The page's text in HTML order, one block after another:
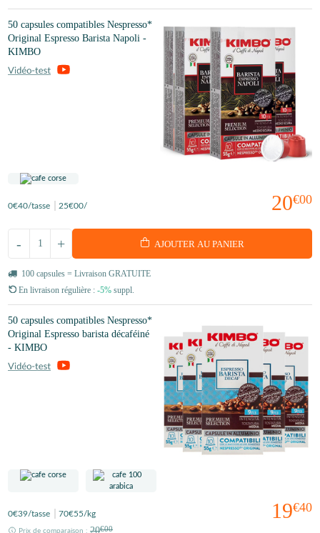
50 capsules compatibles Nespresso*
Original Espresso Barista Napoli -
KIMBO
20€00
0€40/tasse 25€00/
+
- AJOUTER AU PANIER
100 capsules = Livraison GRATUITE
En livraison régulière : -5% suppl.
50 capsules compatibles Nespresso*
Original Espresso barista décaféiné
- KIMBO
19€40
0€39/tasse 70€55/kg
Prix de comparaison : 20€00